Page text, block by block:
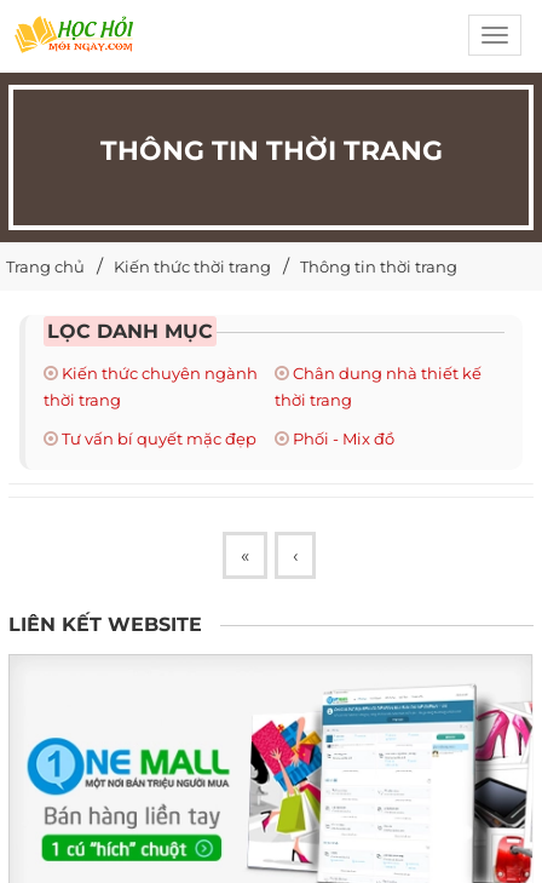
THÔNG TIN THỜI TRANG
Trang chủ Kiến thức thời trang Thông tin thời trang
LỌC DANH MỤC
Kiến thức chuyên ngành
thời trang
Chân dung nhà thiết kế
thời trang
Tư vấn bí quyết mặc đẹp
Phối - Mix đồ
« ‹
LIÊN KẾT WEBSITE